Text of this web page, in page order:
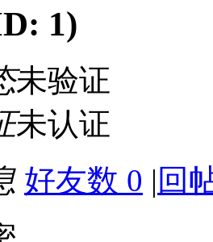
1)
未验证
未认证
好友数 0 | 回